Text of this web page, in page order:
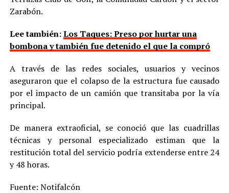
Zarabón.
Lee también:Los Taques: Preso por hurtar una
bombona y también fue detenido el que la compró
A través de las redes sociales, usuarios y vecinos
aseguraron que el colapso de la estructura fue causado
por el impacto de un camión que transitaba por la vía
principal.
De manera extraoficial, se conoció que las cuadrillas
técnicas y personal especializado estiman que la
restitución total del servicio podría extenderse entre 24
y 48 horas.
Fuente: Notifalcón